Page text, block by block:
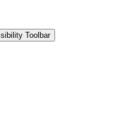
Toolbar